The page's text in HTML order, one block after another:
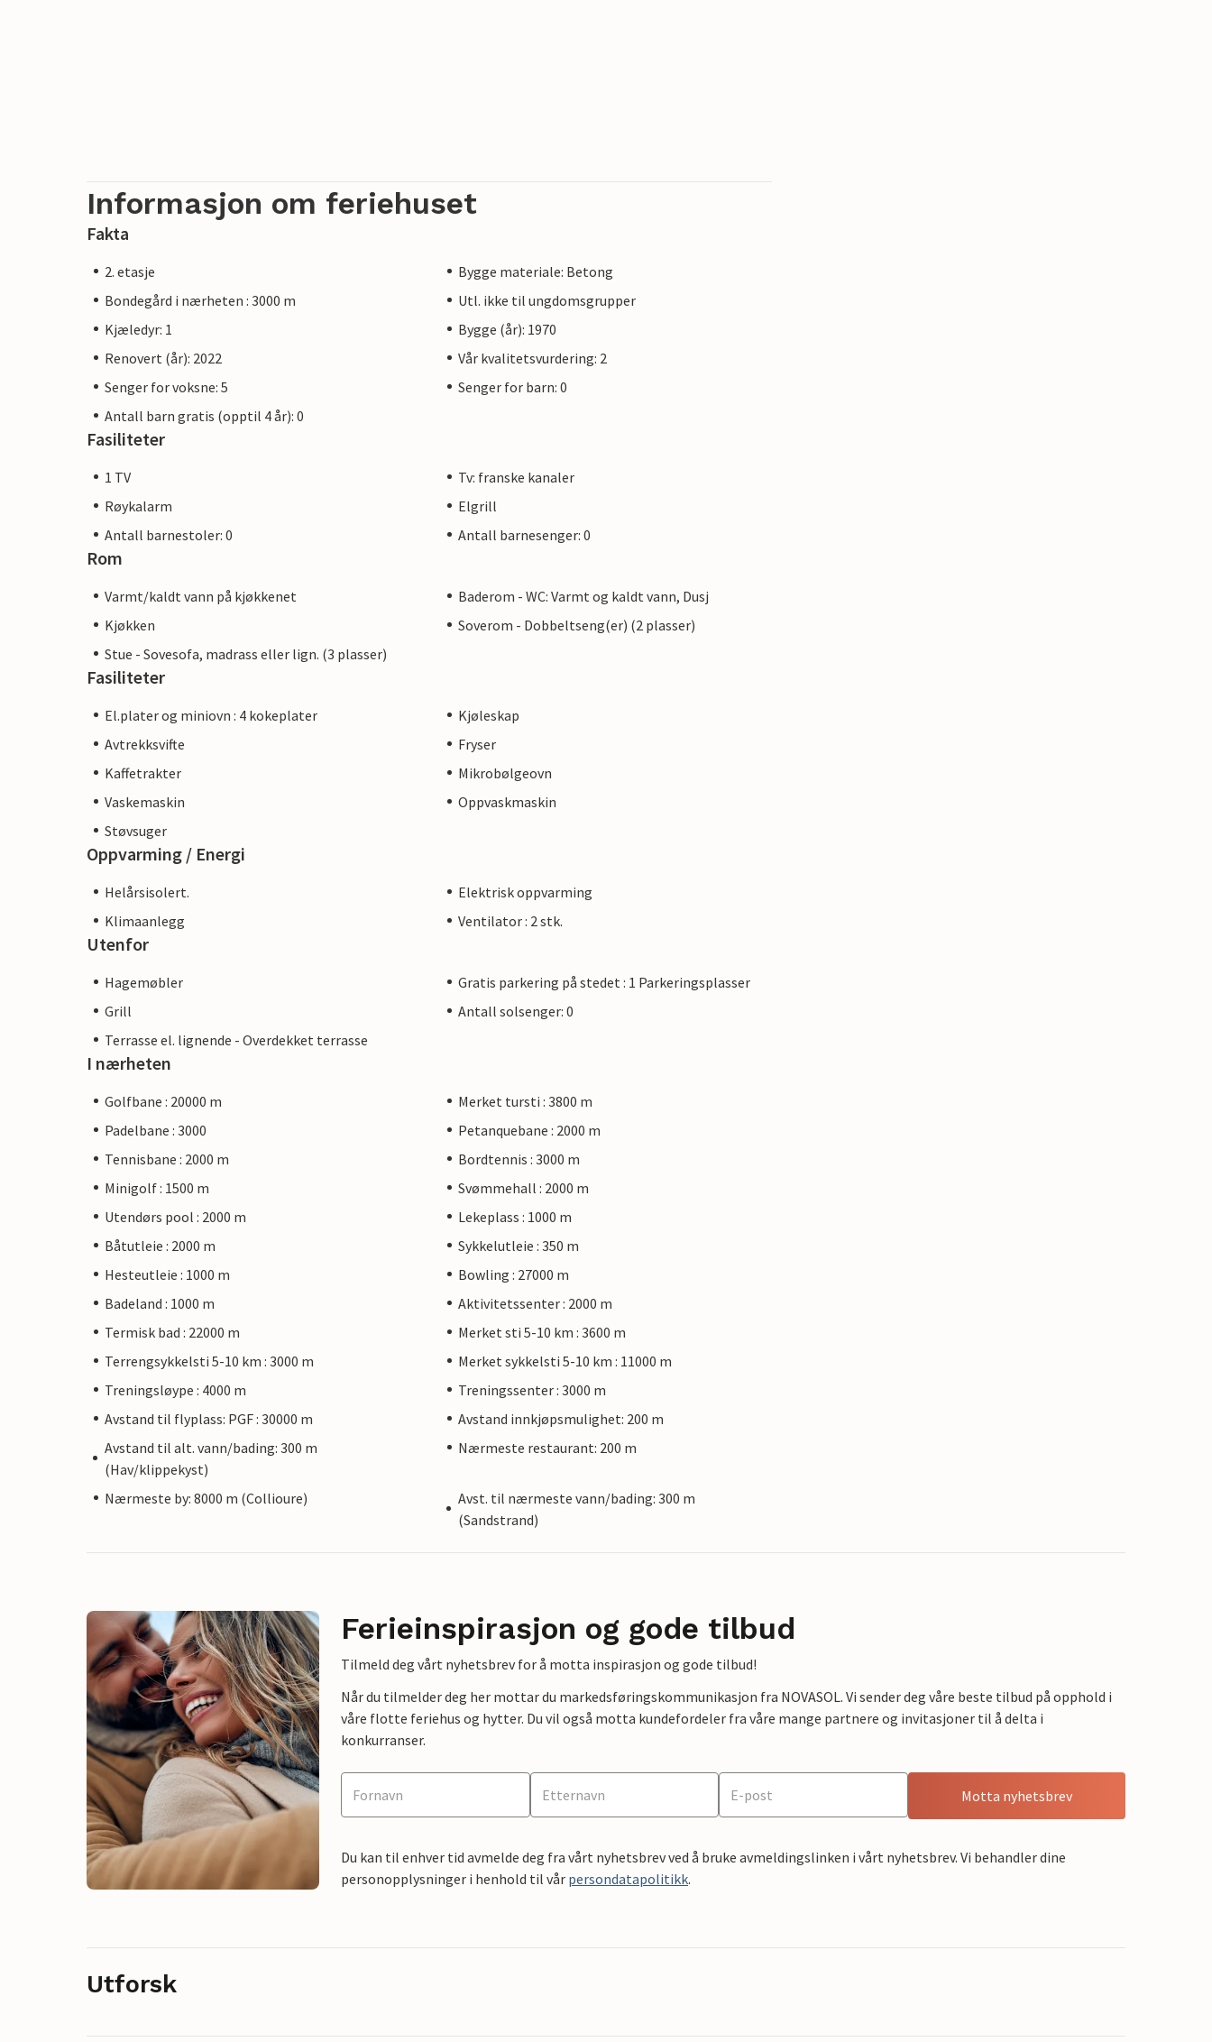
Informasjon om feriehuset
Fakta
2. etasje
Bygge materiale: Betong
Bondegård i nærheten : 3000 m
Utl. ikke til ungdomsgrupper
Kjæledyr: 1
Bygge (år): 1970
Renovert (år): 2022
Vår kvalitetsvurdering: 2
Senger for voksne: 5
Senger for barn: 0
Antall barn gratis (opptil 4 år): 0
Fasiliteter
1 TV
Tv: franske kanaler
Røykalarm
Elgrill
Antall barnestoler: 0
Antall barnesenger: 0
Rom
Varmt/kaldt vann på kjøkkenet
Baderom - WC: Varmt og kaldt vann, Dusj
Kjøkken
Soverom - Dobbeltseng(er) (2 plasser)
Stue - Sovesofa, madrass eller lign. (3 plasser)
Fasiliteter
El.plater og miniovn : 4 kokeplater
Kjøleskap
Avtrekksvifte
Fryser
Kaffetrakter
Mikrobølgeovn
Vaskemaskin
Oppvaskmaskin
Støvsuger
Oppvarming / Energi
Helårsisolert.
Elektrisk oppvarming
Klimaanlegg
Ventilator : 2 stk.
Utenfor
Hagemøbler
Gratis parkering på stedet : 1 Parkeringsplasser
Grill
Antall solsenger: 0
Terrasse el. lignende - Overdekket terrasse
I nærheten
Golfbane : 20000 m
Merket tursti : 3800 m
Padelbane : 3000
Petanquebane : 2000 m
Tennisbane : 2000 m
Bordtennis : 3000 m
Minigolf : 1500 m
Svømmehall : 2000 m
Utendørs pool : 2000 m
Lekeplass : 1000 m
Båtutleie : 2000 m
Sykkelutleie : 350 m
Hesteutleie : 1000 m
Bowling : 27000 m
Badeland : 1000 m
Aktivitetssenter : 2000 m
Termisk bad : 22000 m
Merket sti 5-10 km : 3600 m
Terrengsykkelsti 5-10 km : 3000 m
Merket sykkelsti 5-10 km : 11000 m
Treningsløype : 4000 m
Treningssenter : 3000 m
Avstand til flyplass: PGF : 30000 m
Avstand innkjøpsmulighet: 200 m
Avstand til alt. vann/bading: 300 m
(Hav/klippekyst)
Nærmeste restaurant: 200 m
Nærmeste by: 8000 m (Collioure)
Avst. til nærmeste vann/bading: 300 m
(Sandstrand)
Ferieinspirasjon og gode tilbud
Tilmeld deg vårt nyhetsbrev for å motta inspirasjon og gode tilbud!
Når du tilmelder deg her mottar du markedsføringskommunikasjon fra NOVASOL. Vi sender deg våre beste tilbud på opphold i
våre flotte feriehus og hytter. Du vil også motta kundefordeler fra våre mange partnere og invitasjoner til å delta i
konkurranser.
Motta nyhetsbrev
Du kan til enhver tid avmelde deg fra vårt nyhetsbrev ved å bruke avmeldingslinken i vårt nyhetsbrev. Vi behandler dine
personopplysninger i henhold til vår persondatapolitikk.
Utforsk